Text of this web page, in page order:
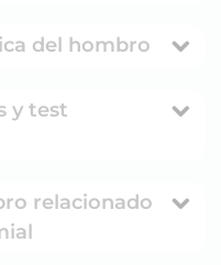
del hombro
y test
relacionado